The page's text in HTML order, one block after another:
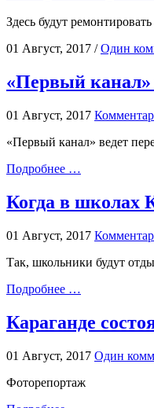
Здесь будут
01 Август, 2017 /Один
«Первый
01 Август, 2017
«Первый канал» ведет
Подробнее …
Когда в школах
01 Август, 2017
Так, школьники будут
Подробнее …
Караганде
01 Август, 2017 Один
Фоторепортаж